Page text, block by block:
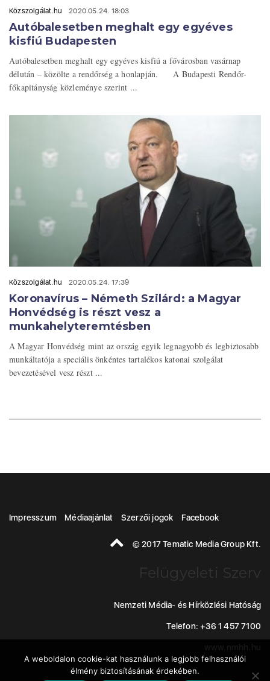
Közszolgálat.hu 2020.05.24. 18:03
Autóbalesetben meghalt egy egyéves
kisfiú Budapesten
Autóbalesetben meghalt egy egyéves kisfiú a fővárosban vasárnap
délután – közölte a rendőrség a honlapján. A Budapesti Rendőr-
főkapitányság közleménye szerint ...
Közszolgálat.hu 2020.05.24. 17:39
Koronavírus – Németh Szilárd: a Magyar
Honvédség is részt vesz a
munkahelyteremtésben
A Magyar Honvédség mint az ország egyik legnagyobb és legbiztosabb
munkáltatója a speciális önkéntes tartalékos katonai szolgálat
bevezetésével vesz részt ...
Impresszum Médiaajánlat Szerzői jogok Facebook
© 2017 Tematic Media Group Kft.
Felügyeleti Szerv
Nemzeti Média- és Hírközlési Hatóság
Telefon: +36 1 457 7100
A weboldalon cookie-kat használunk a legjobb felhasználói
élmény biztosításának érdekében.